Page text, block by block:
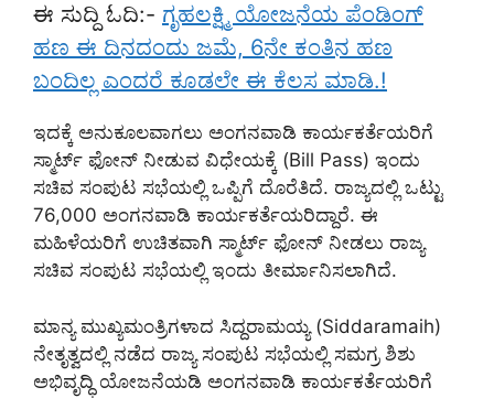
ಈ ಸುದ್ದಿ ಓದಿ:- ಗೃಹಲಕ್ಷ್ಮಿ ಯೋಜನೆಯ ಪೆಂಡಿಂಗ್
ಹಣ ಈ ದಿನದಂದು ಜಮೆ, 6ನೇ ಕಂತಿನ ಹಣ
ಬಂದಿಲ್ಲ ಎಂದರೆ ಕೂಡಲೇ ಈ ಕೆಲಸ ಮಾಡಿ.!
ಇದಕ್ಕೆ ಅನುಕೂಲವಾಗಲು ಅಂಗನವಾಡಿ ಕಾರ್ಯಕರ್ತೆಯರಿಗೆ
ಸ್ಮಾರ್ಟ್ ಫೋನ್ ನೀಡುವ ವಿಧೇಯಕ್ಕೆ (Bill Pass) ಇಂದು
ಸಚಿವ ಸಂಪುಟ ಸಭೆಯಲ್ಲಿ ಒಪ್ಪಿಗೆ ದೊರೆತಿದೆ. ರಾಜ್ಯದಲ್ಲಿ ಒಟ್ಟು
76,000 ಅಂಗನವಾಡಿ ಕಾರ್ಯಕರ್ತೆಯರಿದ್ದಾರೆ. ಈ
ಮಹಿಳೆಯರಿಗೆ ಉಚಿತವಾಗಿ ಸ್ಮಾರ್ಟ್ ಫೋನ್ ನೀಡಲು ರಾಜ್ಯ
ಸಚಿವ ಸಂಪುಟ ಸಭೆಯಲ್ಲಿ ಇಂದು ತೀರ್ಮಾನಿಸಲಾಗಿದೆ.
ಮಾನ್ಯ ಮುಖ್ಯಮಂತ್ರಿಗಳಾದ ಸಿದ್ದರಾಮಯ್ಯ (Siddaramaih)
ನೇತೃತ್ವದಲ್ಲಿ ನಡೆದ ರಾಜ್ಯ ಸಂಪುಟ ಸಭೆಯಲ್ಲಿ ಸಮಗ್ರ ಶಿಶು
ಅಭಿವೃದ್ಧಿ ಯೋಜನೆಯಡಿ ಅಂಗನವಾಡಿ ಕಾರ್ಯಕರ್ತೆಯರಿಗೆ